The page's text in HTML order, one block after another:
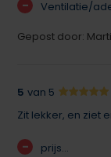
-
Ventilatie/
Gepost door:
5 van 5
Zit lekker, en ziet
-
prijs...